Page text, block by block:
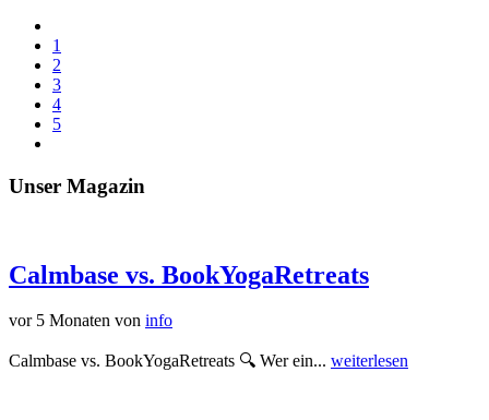
1
2
3
4
5
Unser Magazin
Calmbase vs. BookYogaRetreats
vor 5 Monaten von info
Calmbase vs. BookYogaRetreats 🔍 Wer ein... weiterlesen